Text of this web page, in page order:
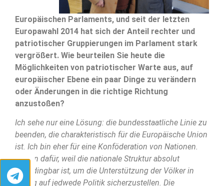
Europäischen Parlaments, und seit der letzten
Europawahl 2014 hat sich der Anteil rechter und
patriotischer Gruppierungen im Parlament stark
vergrößert. Wie beurteilen Sie heute die
Möglichkeiten von patriotischer Warte aus, auf
europäischer Ebene ein paar Dinge zu verändern
oder Änderungen in die richtige Richtung
anzustoßen?
Ich sehe nur eine Lösung: die bundesstaatliche Linie zu
beenden, die charakteristisch für die Europäische Union
ist. Ich bin eher für eine Konföderation von Nationen.
Ich bin dafür, weil die nationale Struktur absolut
unabdingbar ist, um die Unterstützung der Völker in
Bezug auf jedwede Politik sicherzustellen. Die